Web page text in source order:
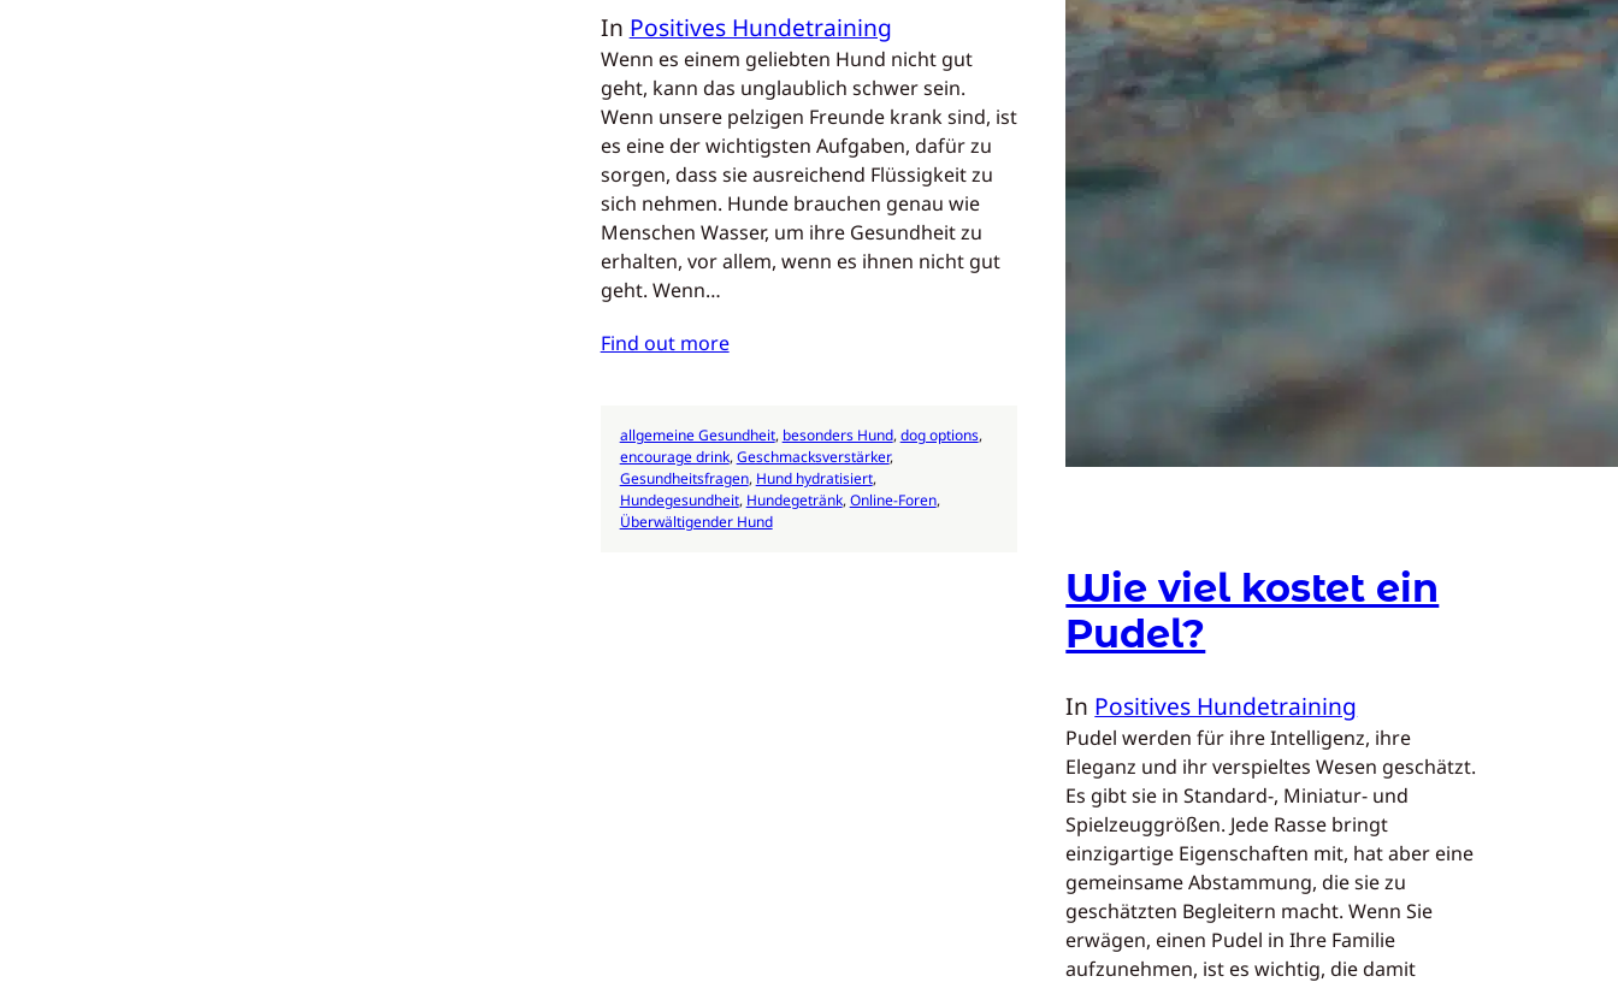
In Positives Hundetraining
Wenn es einem geliebten Hund nicht gut
geht, kann das unglaublich schwer sein.
Wenn unsere pelzigen Freunde krank sind, ist
es eine der wichtigsten Aufgaben, dafür zu
sorgen, dass sie ausreichend Flüssigkeit zu
sich nehmen. Hunde brauchen genau wie
Menschen Wasser, um ihre Gesundheit zu
erhalten, vor allem, wenn es ihnen nicht gut
geht. Wenn…
Find out more
allgemeine Gesundheit, besonders Hund, dog options
encourage drink, Geschmacksverstärker
Gesundheitsfragen, Hund hydratisiert
Hundegesundheit, Hundegetränk, Online-Foren
Überwältigender Hund
Wie viel kostet ein
Pudel?
In Positives Hundetraining
Pudel werden für ihre Intelligenz, ihre
Eleganz und ihr verspieltes Wesen geschätzt.
Es gibt sie in Standard-, Miniatur- und
Spielzeuggrößen. Jede Rasse bringt
einzigartige Eigenschaften mit, hat aber eine
gemeinsame Abstammung, die sie zu
geschätzten Begleitern macht. Wenn Sie
erwägen, einen Pudel in Ihre Familie
aufzunehmen, ist es wichtig, die damit